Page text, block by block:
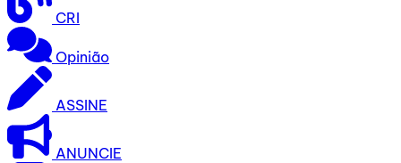
CRI
Opinião
ASSINE
ANUNCIE